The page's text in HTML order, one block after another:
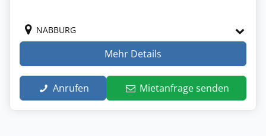
NABBURG
Mehr Details
Anrufen Mietanfrage senden